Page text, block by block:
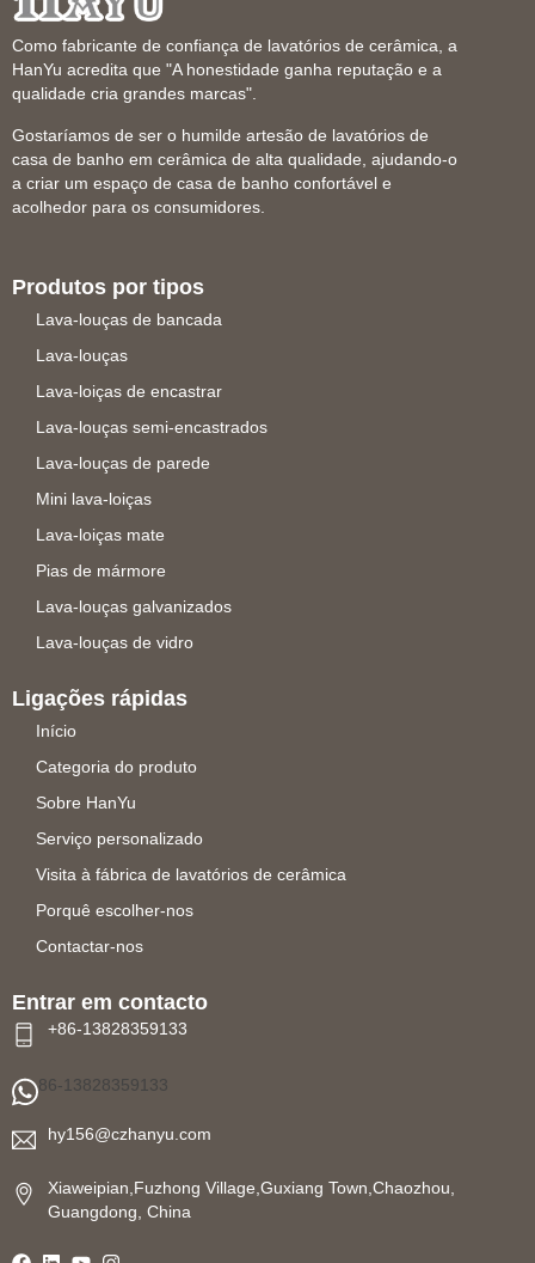
Como fabricante de confiança de lavatórios de cerâmica, a
HanYu acredita que "A honestidade ganha reputação e a
qualidade cria grandes marcas".
Gostaríamos de ser o humilde artesão de lavatórios de
casa de banho em cerâmica de alta qualidade, ajudando-o
a criar um espaço de casa de banho confortável e
acolhedor para os consumidores.
Produtos por tipos
Lava-louças de bancada
Lava-louças
Lava-loiças de encastrar
Lava-louças semi-encastrados
Lava-louças de parede
Mini lava-loiças
Lava-loiças mate
Pias de mármore
Lava-louças galvanizados
Lava-louças de vidro
Ligações rápidas
Início
Categoria do produto
Sobre HanYu
Serviço personalizado
Visita à fábrica de lavatórios de cerâmica
Porquê escolher-nos
Contactar-nos
Entrar em contacto
+86-13828359133
86-13828359133
hy156@czhanyu.com
Xiaweipian,Fuzhong Village,Guxiang Town,Chaozhou,
Guangdong, China